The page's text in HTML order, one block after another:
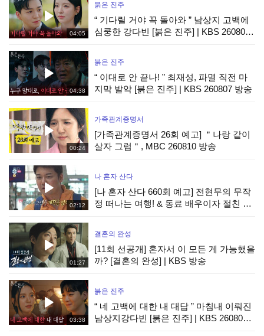
04:05
붉은 진주
“ 기다릴 거야 꼭 돌아와 ” 남상지 고백에
심쿵한 강다빈 [붉은 진주] | KBS 260807
04:38
붉은 진주
“ 이대로 안 끝나! ” 최재성, 파멸 직전 마
지막 발악 [붉은 진주] | KBS 260807 방송
00:24
가족관계증명서
[가족관계증명서 26회 예고] ＂나랑 같이
살자 그럼＂, MBC 260810 방송
02:12
나 혼자 산다
[나 혼자 산다 660회 예고] 전현무의 무작
정 떠나는 여행! & 동료 배우이자 절친 현
01:27
결혼의 완성
[11회 선공개] 혼자서 이 모든 게 가능했을
까? [결혼의 완성] | KBS 방송
03:38
붉은 진주
“ 네 고백에 대한 내 대답 ” 마침내 이뤄진
남상지강다빈 [붉은 진주] | KBS 260807